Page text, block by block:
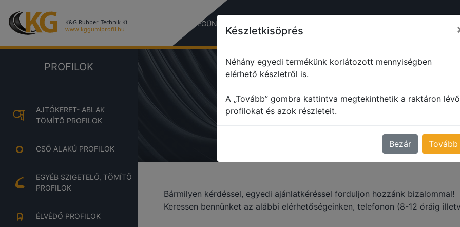
CÉGÜNKRŐL
PROFILOK
AJTÓKERET- ABLAK
TÖMÍTŐ PROFILOK
CSŐ ALAKÚ PROFILOK
EGYÉB SZIGETELŐ, TÖMÍTŐ
PROFILOK
ÉLVÉDŐ PROFILOK
Kapcsolat
Bármilyen kérdéssel, egyedi ajánlatkéréssel forduljon hozzánk bizalommal!
Keressen bennünket az alábbi elérhetőségeinken, telefonon (8-12 óráig
Készletkisöprés
Néhány egyedi termékünk korlátozott mennyiségben
elérhető készletről is.
A „Tovább” gombra kattintva megtekinthetik a raktáron lévő
profilokat és azok részleteit.
Bezár Tovább